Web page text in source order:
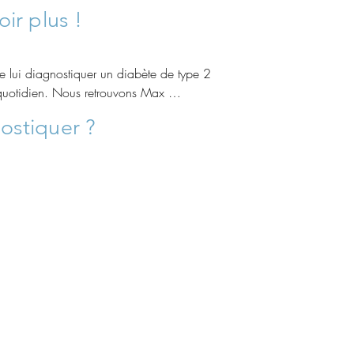
plus !
lui diagnostiquer un diabète de type 2
Nous retrouvons Max
bien plus confortable.
?